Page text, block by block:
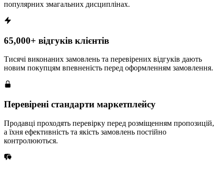
популярних змагальних дисциплінах.
65,000+ відгуків клієнтів
Тисячі виконаних замовлень та перевірених відгуків дають
новим покупцям впевненість перед оформленням замовлення.
Перевірені стандарти маркетплейсу
Продавці проходять перевірку перед розміщенням пропозицій,
а їхня ефективність та якість замовлень постійно
контролюються.